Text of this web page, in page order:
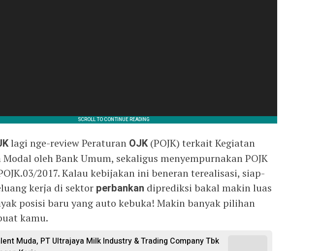
lagi nge-review Peraturan OJK(POJK) terkait Kegiatan
Modal oleh Bank Umum, sekaligus menyempurnakan POJK
2017. Kalau kebijakan ini beneran terealisasi, siap-
kerja di sektor perbankan diprediksi bakal makin luas
posisi baru yang auto kebuka! Makin banyak pilihan
kamu.
Muda, PT Ultrajaya Milk Industry & Trading Company Tbk